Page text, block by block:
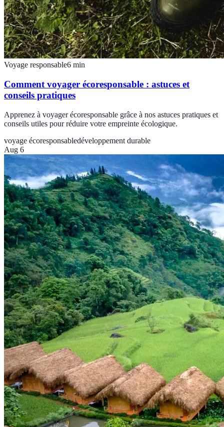
Voyage responsable6 min
Comment voyager écoresponsable : astuces et
conseils pratiques
Apprenez à voyager écoresponsable grâce à nos astuces pratiques et
conseils utiles pour réduire votre empreinte écologique.
voyage écoresponsabledéveloppement durable
Aug 6